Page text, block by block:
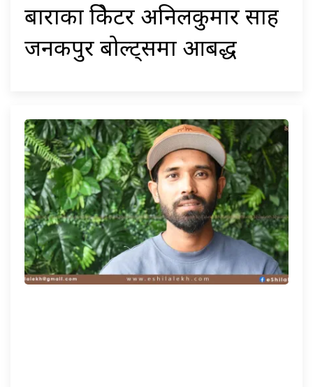
बाराका क्रिकेटर अनिलकुमार साह
जनकपुर बोल्ट्समा आबद्ध